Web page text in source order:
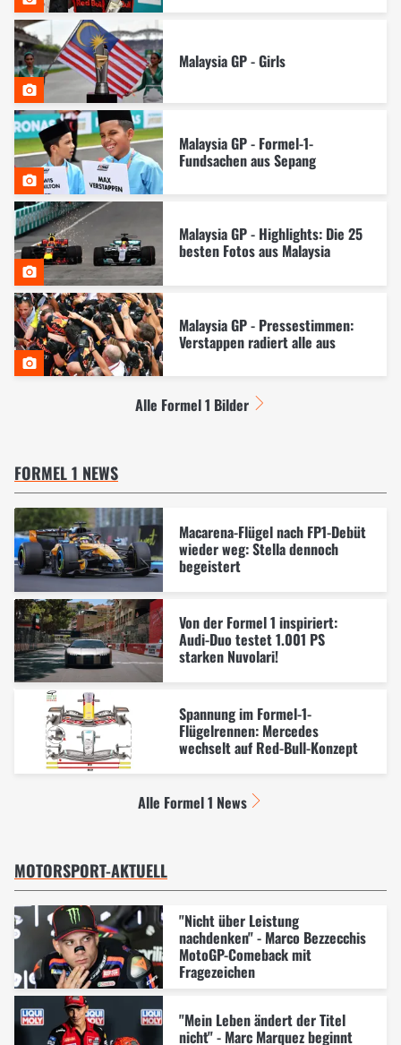
Malaysia GP - Girls
Malaysia GP - Formel-1-
Fundsachen aus Sepang
Malaysia GP - Highlights: Die 25
besten Fotos aus Malaysia
Malaysia GP - Pressestimmen:
Verstappen radiert alle aus
Alle Formel 1 Bilder
FORMEL 1 NEWS
Macarena-Flügel nach FP1-Debüt
wieder weg: Stella dennoch
begeistert
Von der Formel 1 inspiriert:
Audi-Duo testet 1.001 PS
starken Nuvolari!
Spannung im Formel-1-
Flügelrennen: Mercedes
wechselt auf Red-Bull-Konzept
Alle Formel 1 News
MOTORSPORT-AKTUELL
"Nicht über Leistung
nachdenken" - Marco Bezzecchis
MotoGP-Comeback mit
Fragezeichen
"Mein Leben ändert der Titel
nicht" - Marc Marquez beginnt